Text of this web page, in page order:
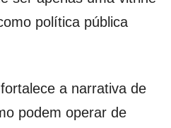
política pública
a narrativa de
podem operar de